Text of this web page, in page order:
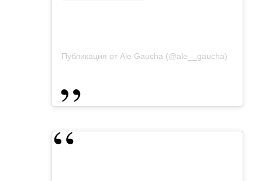
Публикация от Ale Gaucha (@ale__gaucha)